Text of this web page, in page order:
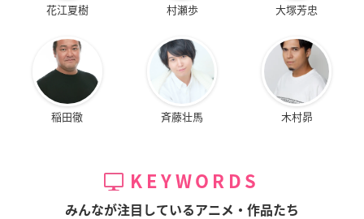
花江夏樹 村瀬歩 大塚芳忠
稲田徹 斉藤壮馬 木村昴
KEYWORDS
みんなが注目しているアニメ・作品たち